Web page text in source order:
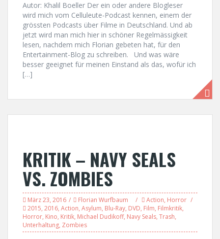
Autor: Khalil Boeller Der ein oder andere Blogleser
wird mich vom Celluleute-Podcast kennen, einem der
grössten Podcasts über Filme in Deutschland. Und ab
jetzt wird man mich hier in schöner Regelmässigkeit
lesen, nachdem mich Florian gebeten hat, für den
Entertainment-Blog zu schreiben. Und was wäre
besser geeignet für meinen Einstand als das, wofür ich
[…]
KRITIK – NAVY SEALS
VS. ZOMBIES
März 23, 2016 Florian Wurfbaum Action, Horror
2015, 2016, Action, Asylum, Blu-Ray, DVD, Film, Filmkritik,
Horror, Kino, Kritik, Michael Dudikoff, Navy Seals, Trash,
Unterhaltung, Zombies